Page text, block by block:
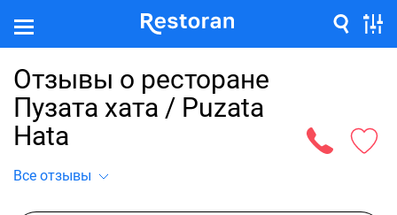
Отзывы о ресторане
Пузата хата / Puzata
Hata
Все отзывы